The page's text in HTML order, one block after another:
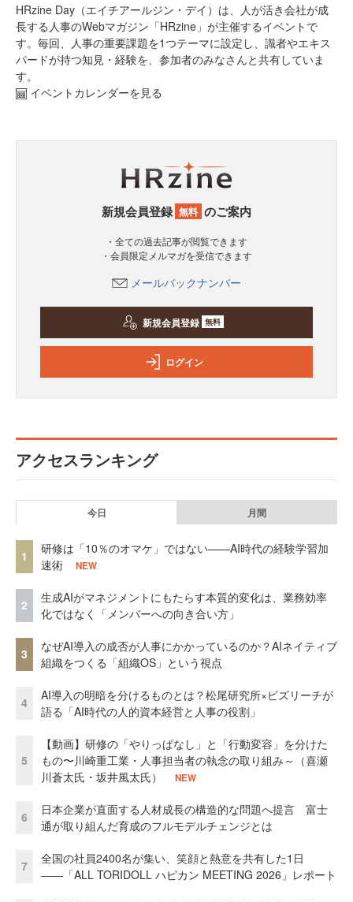
HRzine Day（エイチアールジン・デイ）は、人が活き会社が成
長する人事のWebマガジン「HRzine」が主催するイベントで
す。毎回、人事の重要課題を1つテーマに設定し、識者やエキス
パードが持つ知見・経験を、参加者のみなさんと共有していま
す。
イベントカレンダーを見る
新規会員登録 無料 のご案内
・全ての過去記事が閲覧できます
・会員限定メルマガを受信できます
メールバックナンバー
新規会員登録 無料
ログイン
アクセスランキング
今日 月間
1
研修は「10％のオマケ」ではない——AI時代の経験学習加
速術
NEW
2
生成AIがマネジメントにもたらす本質的変化は、業務効率
化ではなく「メンバーへの向き合い方」
3
なぜAI導入の成否が人事にかかっているのか？AIネイティブ
組織をつくる「組織OS」という視点
4
AI導入の明暗を分けるものとは？松尾研究所×ビズリーチが
語る「AI時代の人的資本経営と人事の役割」
5
【動画】研修の「やりっぱなし」と「行動変容」を分けた
もの〜川崎重工業・人事担当者の執念の取り組み～（喜瀬
川蒼太氏・坂井風太氏）
NEW
6
日本企業が直面する人材成長の構造的な問題へ提言 富士
通が取り組んだ育成のフルモデルチェンジとは
7
全国の社員2400名が集い、笑顔と熱意を共有した1日
――「ALL TORIDOLL ハピカン MEETING 2026」レポート